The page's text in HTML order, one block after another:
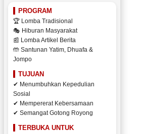
PROGRAM
🏆 Lomba Tradisional
🎭 Hiburan Masyarakat
📰 Lomba Artikel Berita
🤲 Santunan Yatim, Dhuafa &
Jompo
TUJUAN
✔ Menumbuhkan Kepedulian
Sosial
✔ Mempererat Kebersamaan
✔ Semangat Gotong Royong
TERBUKA UNTUK